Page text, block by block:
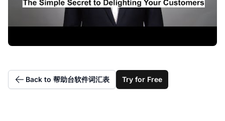
Back to 帮助台软件词汇表 Try for Free